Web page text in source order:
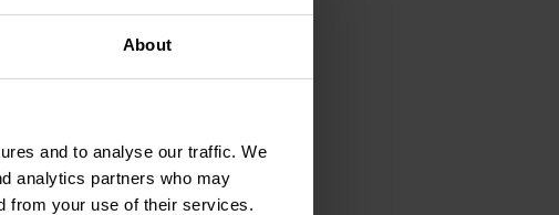
About
and to analyse our traffic. We
analytics partners who may
from your use of their services.